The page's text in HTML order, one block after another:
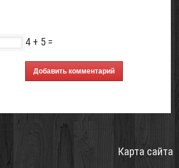
4 + 5 =
Карта сайта